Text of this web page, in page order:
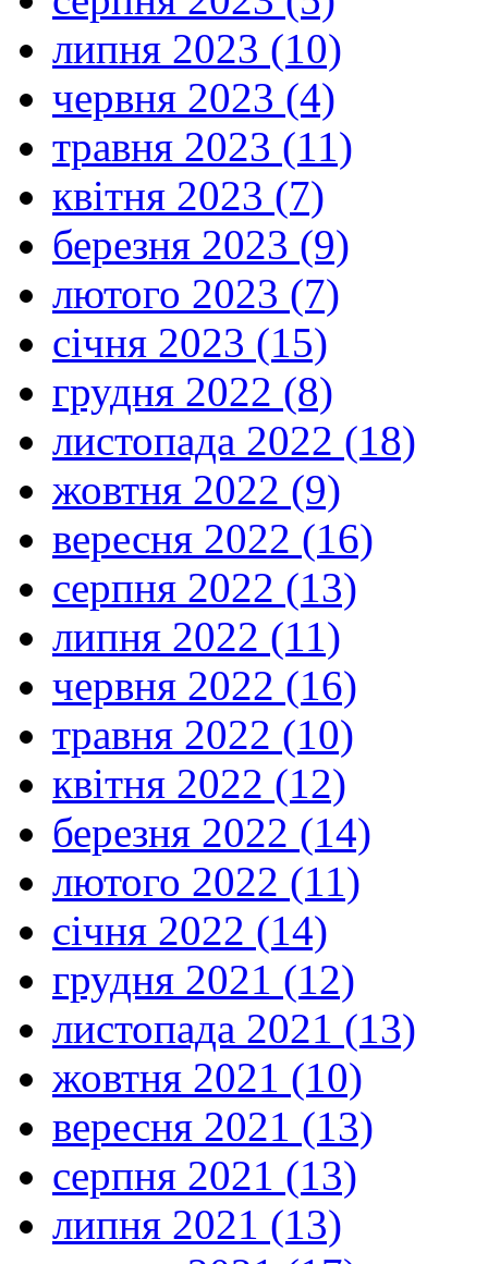
липня 2023 (10)
червня 2023 (4)
травня 2023 (11)
квітня 2023 (7)
березня 2023 (9)
лютого 2023 (7)
січня 2023 (15)
грудня 2022 (8)
листопада 2022 (18)
жовтня 2022 (9)
вересня 2022 (16)
серпня 2022 (13)
липня 2022 (11)
червня 2022 (16)
травня 2022 (10)
квітня 2022 (12)
березня 2022 (14)
лютого 2022 (11)
січня 2022 (14)
грудня 2021 (12)
листопада 2021 (13)
жовтня 2021 (10)
вересня 2021 (13)
серпня 2021 (13)
липня 2021 (13)